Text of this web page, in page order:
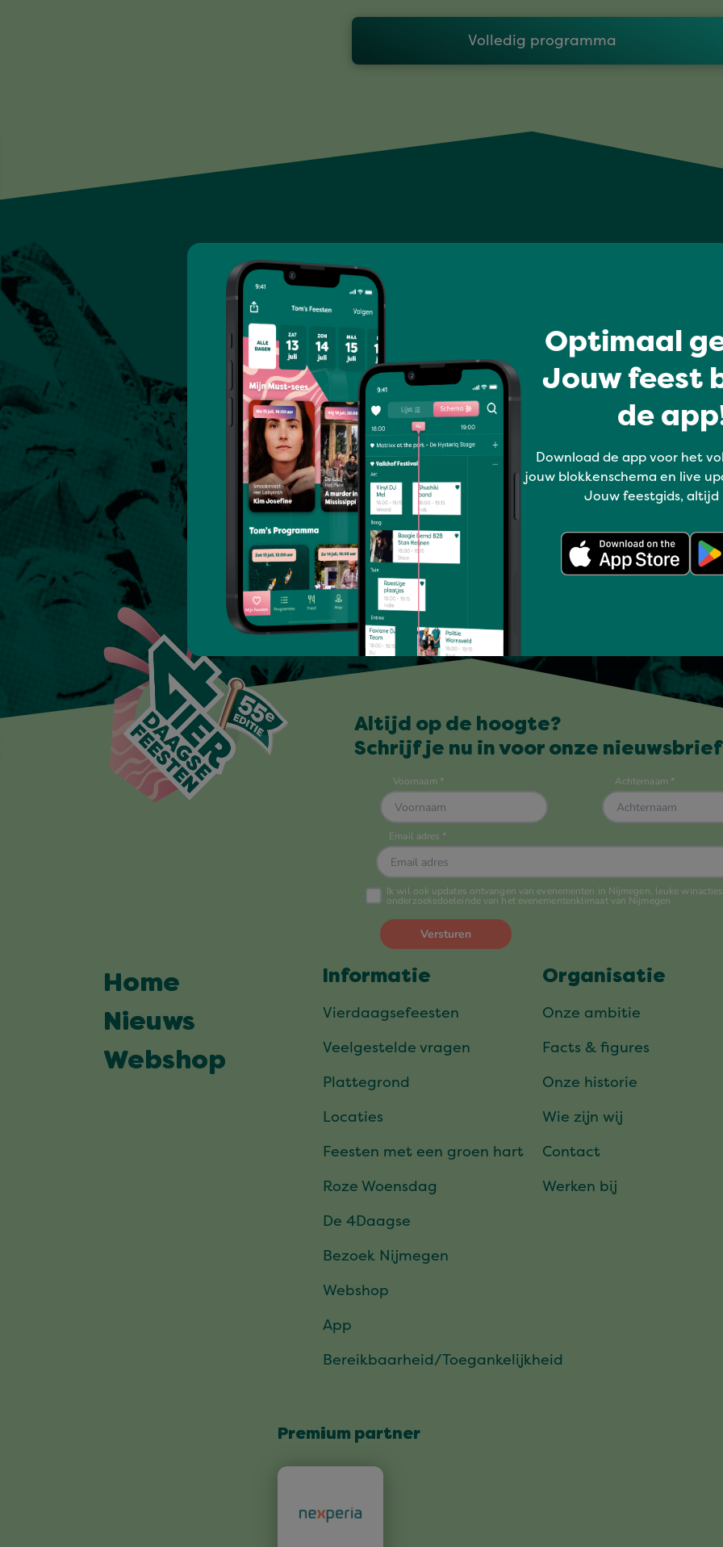
Volledig programma
Optimaal
Jouw feest
de
Download de app voor het
jouw blokkenschema en live
Jouw feestgids, altijd
Altijd op de hoogte?
Schrijf je nu in voor onze
Home
Nieuws
Webshop
Informatie
Vierdaagsefeesten
Veelgestelde vragen
Plattegrond
Locaties
Feesten met een groen hart
Roze Woensdag
De 4Daagse
Bezoek Nijmegen
Webshop
App
Bereikbaarheid/Toegankelijkheid
Organisatie
Onze ambitie
Facts & figures
Onze historie
Wie zijn wij
Contact
Werken bij
Premium partner